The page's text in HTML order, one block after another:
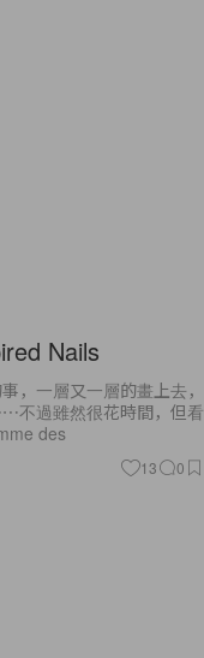
Nails
，一層又一層的畫上去，
不過雖然很花時間，但看
des
13 0